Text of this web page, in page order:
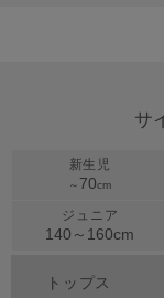
サ
新生児
～ 70cm
ジュニア
140～ 160cm
トップス